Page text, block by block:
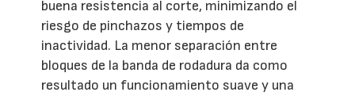
buena resistencia al corte, minimizando el
riesgo de pinchazos y tiempos de
inactividad. La menor separación entre
bloques de la banda de rodadura da como
resultado un funcionamiento suave y una